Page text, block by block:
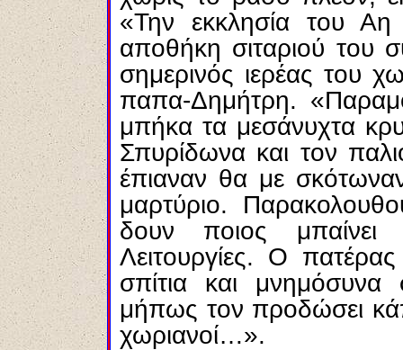
«Την εκκλησία του
αποθήκη σιταριού του
σημερινός ιερέας του
παπα-Δημήτρη.
μπήκα τα μεσάνυχτα
Σπυρίδωνα και τον
έπιαναν θα με
μαρτύριο.
δουν ποιος
Λειτουργίες. Ο
σπίτια και
μήπως τον προδώσει
χωριανοί…».